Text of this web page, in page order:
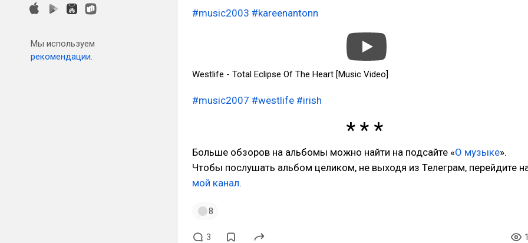
Мы используем
рекомендации.
#music2003 #kareenantonn
Westlife - Total Eclipse Of The Heart [Music Video]
#music2007 #westlife #irish
Больше обзоров на альбомы можно найти на подсайте «О музыке».
Чтобы послушать альбом целиком, не выходя из Телеграм, перейдите
мой канал.
8
3